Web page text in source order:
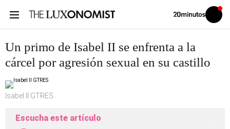
Volver
Iniciar
sesión
Un primo de Isabel II se enfrenta a la
cárcel por agresión sexual en su castillo
Isabel II GTRES
Escucha este artículo